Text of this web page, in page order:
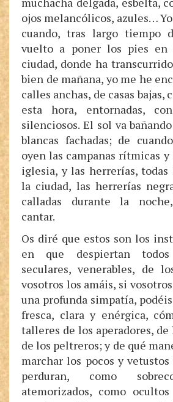
ojos melancólicos, azules…
cuando, tras largo tiempo
vuelto a poner los pies en
ciudad, donde ha
bien de mañana, yo me he
calles anchas, de casas bajas,
esta hora, entornadas,
silenciosos. El sol va
blancas fachadas; de
oyen las campanas rítmicas
iglesia, y las herrerías,
la ciudad, las herrerías
calladas durante la
cantar.
Os diré que estos son los
en que despiertan
seculares, venerables, de
vosotros los amáis, si
una profunda simpatía,
fresca, clara y enérgica,
talleres de los aperadores,
de los peltreros; y de qué
marchar los pocos y
perduran, como
atemorizados, como